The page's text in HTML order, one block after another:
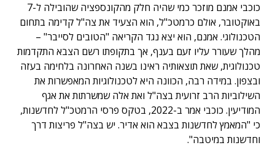
כוכבי אמנם מוזכר כמי שהיה חלק מהקונספציה שהובילה ל-7
באוקטובר, אולם כרמטכ"ל, הוא הצעיד את צה"ל קדימה בתחום
הטכנולוגי. אמנם, הוא יצא נגד הקריאה "הטובים לסייבר" –
מהלך שעורר עליו זעם בענף, אך בתקופתו רשם הצבא התקדמות
טכנולוגית, שאת תוצאותיה ראינו בשנה האחרונה בלחימה בעזה
ובצפון. במידה רבה, הכוונה היא לטכנולוגיות המאפשרות את
השילוביות הרב זרועית בצה"ל ואת אלה שמשרתות את אגף
המודיעין. כוכבי אמר ב-2022, בטקס פרסי הרמטכ"ל לחדשנות,
כי "המאמץ לחדשנות בצבא הוא אדיר. יש בצה"ל פריצות דרך
וחדשנות במיטבה".